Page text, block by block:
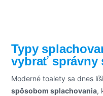
Typy
vybrať správny
Moderné toalety sa dnes
spôsobom splachovania,